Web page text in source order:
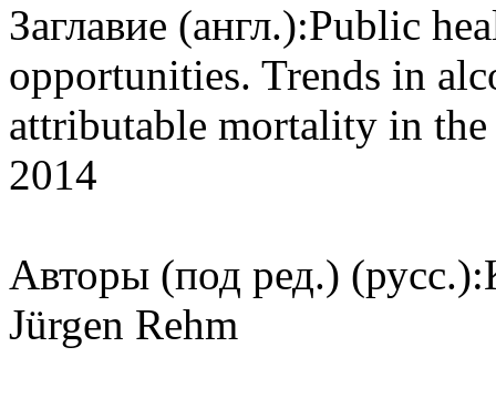
Заглавие (англ.):Public
opportunities. Trends in
attributable mortality in
2014
Авторы (под ред.) (русс.):
Jürgen Rehm